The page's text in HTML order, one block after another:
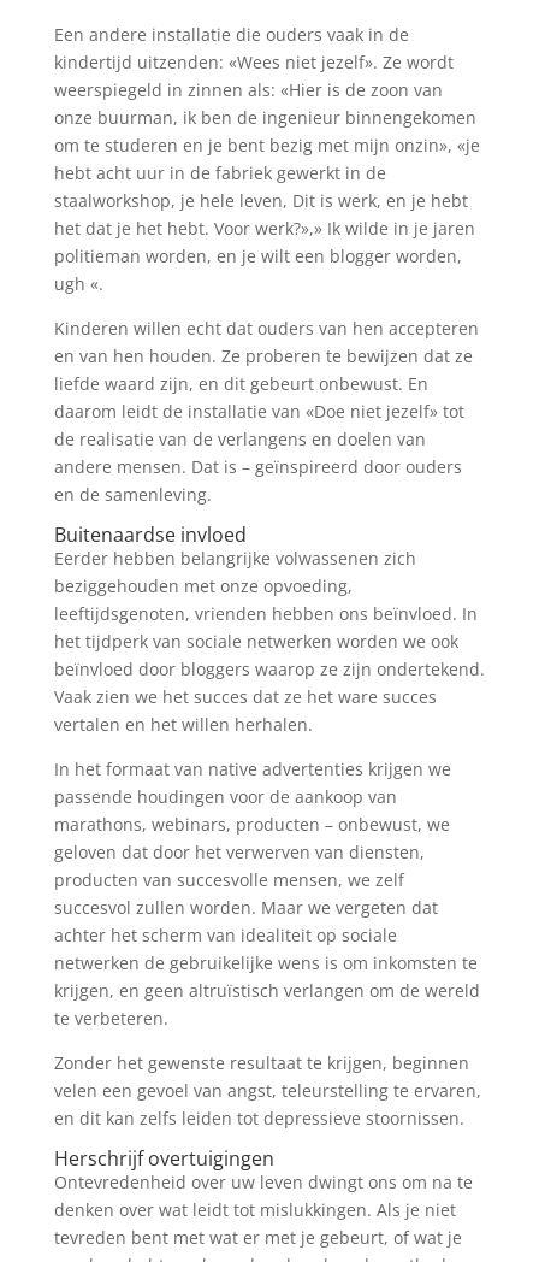
Een andere installatie die ouders vaak in de
kindertijd uitzenden: «Wees niet jezelf». Ze wordt
weerspiegeld in zinnen als: «Hier is de zoon van
onze buurman, ik ben de ingenieur binnengekomen
om te studeren en je bent bezig met mijn onzin», «je
hebt acht uur in de fabriek gewerkt in de
staalworkshop, je hele leven, Dit is werk, en je hebt
het dat je het hebt. Voor werk?»,» Ik wilde in je jaren
politieman worden, en je wilt een blogger worden,
ugh «.
Kinderen willen echt dat ouders van hen accepteren
en van hen houden. Ze proberen te bewijzen dat ze
liefde waard zijn, en dit gebeurt onbewust. En
daarom leidt de installatie van «Doe niet jezelf» tot
de realisatie van de verlangens en doelen van
andere mensen. Dat is – geïnspireerd door ouders
en de samenleving.
Buitenaardse invloed
Eerder hebben belangrijke volwassenen zich
beziggehouden met onze opvoeding,
leeftijdsgenoten, vrienden hebben ons beïnvloed. In
het tijdperk van sociale netwerken worden we ook
beïnvloed door bloggers waarop ze zijn ondertekend.
Vaak zien we het succes dat ze het ware succes
vertalen en het willen herhalen.
In het formaat van native advertenties krijgen we
passende houdingen voor de aankoop van
marathons, webinars, producten – onbewust, we
geloven dat door het verwerven van diensten,
producten van succesvolle mensen, we zelf
succesvol zullen worden. Maar we vergeten dat
achter het scherm van idealiteit op sociale
netwerken de gebruikelijke wens is om inkomsten te
krijgen, en geen altruïstisch verlangen om de wereld
te verbeteren.
Zonder het gewenste resultaat te krijgen, beginnen
velen een gevoel van angst, teleurstelling te ervaren,
en dit kan zelfs leiden tot depressieve stoornissen.
Herschrijf overtuigingen
Ontevredenheid over uw leven dwingt ons om na te
denken over wat leidt tot mislukkingen. Als je niet
tevreden bent met wat er met je gebeurt, of wat je